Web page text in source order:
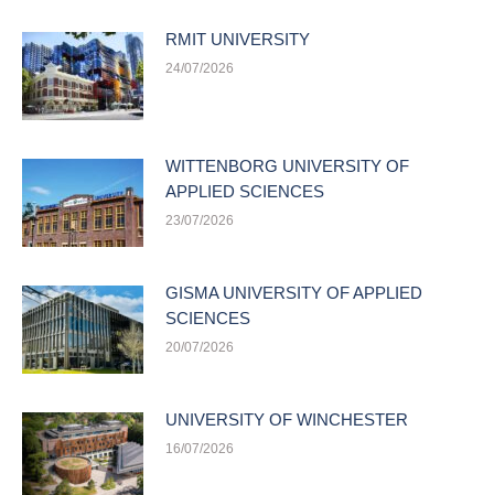
RMIT UNIVERSITY
24/07/2026
WITTENBORG UNIVERSITY OF
APPLIED SCIENCES
23/07/2026
GISMA UNIVERSITY OF APPLIED
SCIENCES
20/07/2026
UNIVERSITY OF WINCHESTER
16/07/2026